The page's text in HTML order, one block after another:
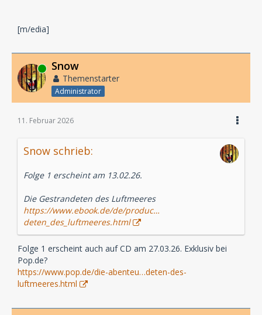
[m/edia]
Online Snow
Themenstarter
Administrator
11. Februar 2026
Snow schrieb:
Folge 1 erscheint am 13.02.26.
Die Gestrandeten des Luftmeeres
https://www.ebook.de/de/produc…
deten_des_luftmeeres.html
Folge 1 erscheint auch auf CD am 27.03.26. Exklusiv bei
Pop.de?
https://www.pop.de/die-abenteu…deten-des-
luftmeeres.html